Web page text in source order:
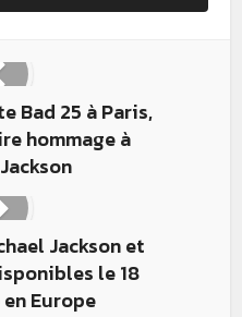
Bad 25 à Paris,
hommage à
Jackson et
le 18
Europe